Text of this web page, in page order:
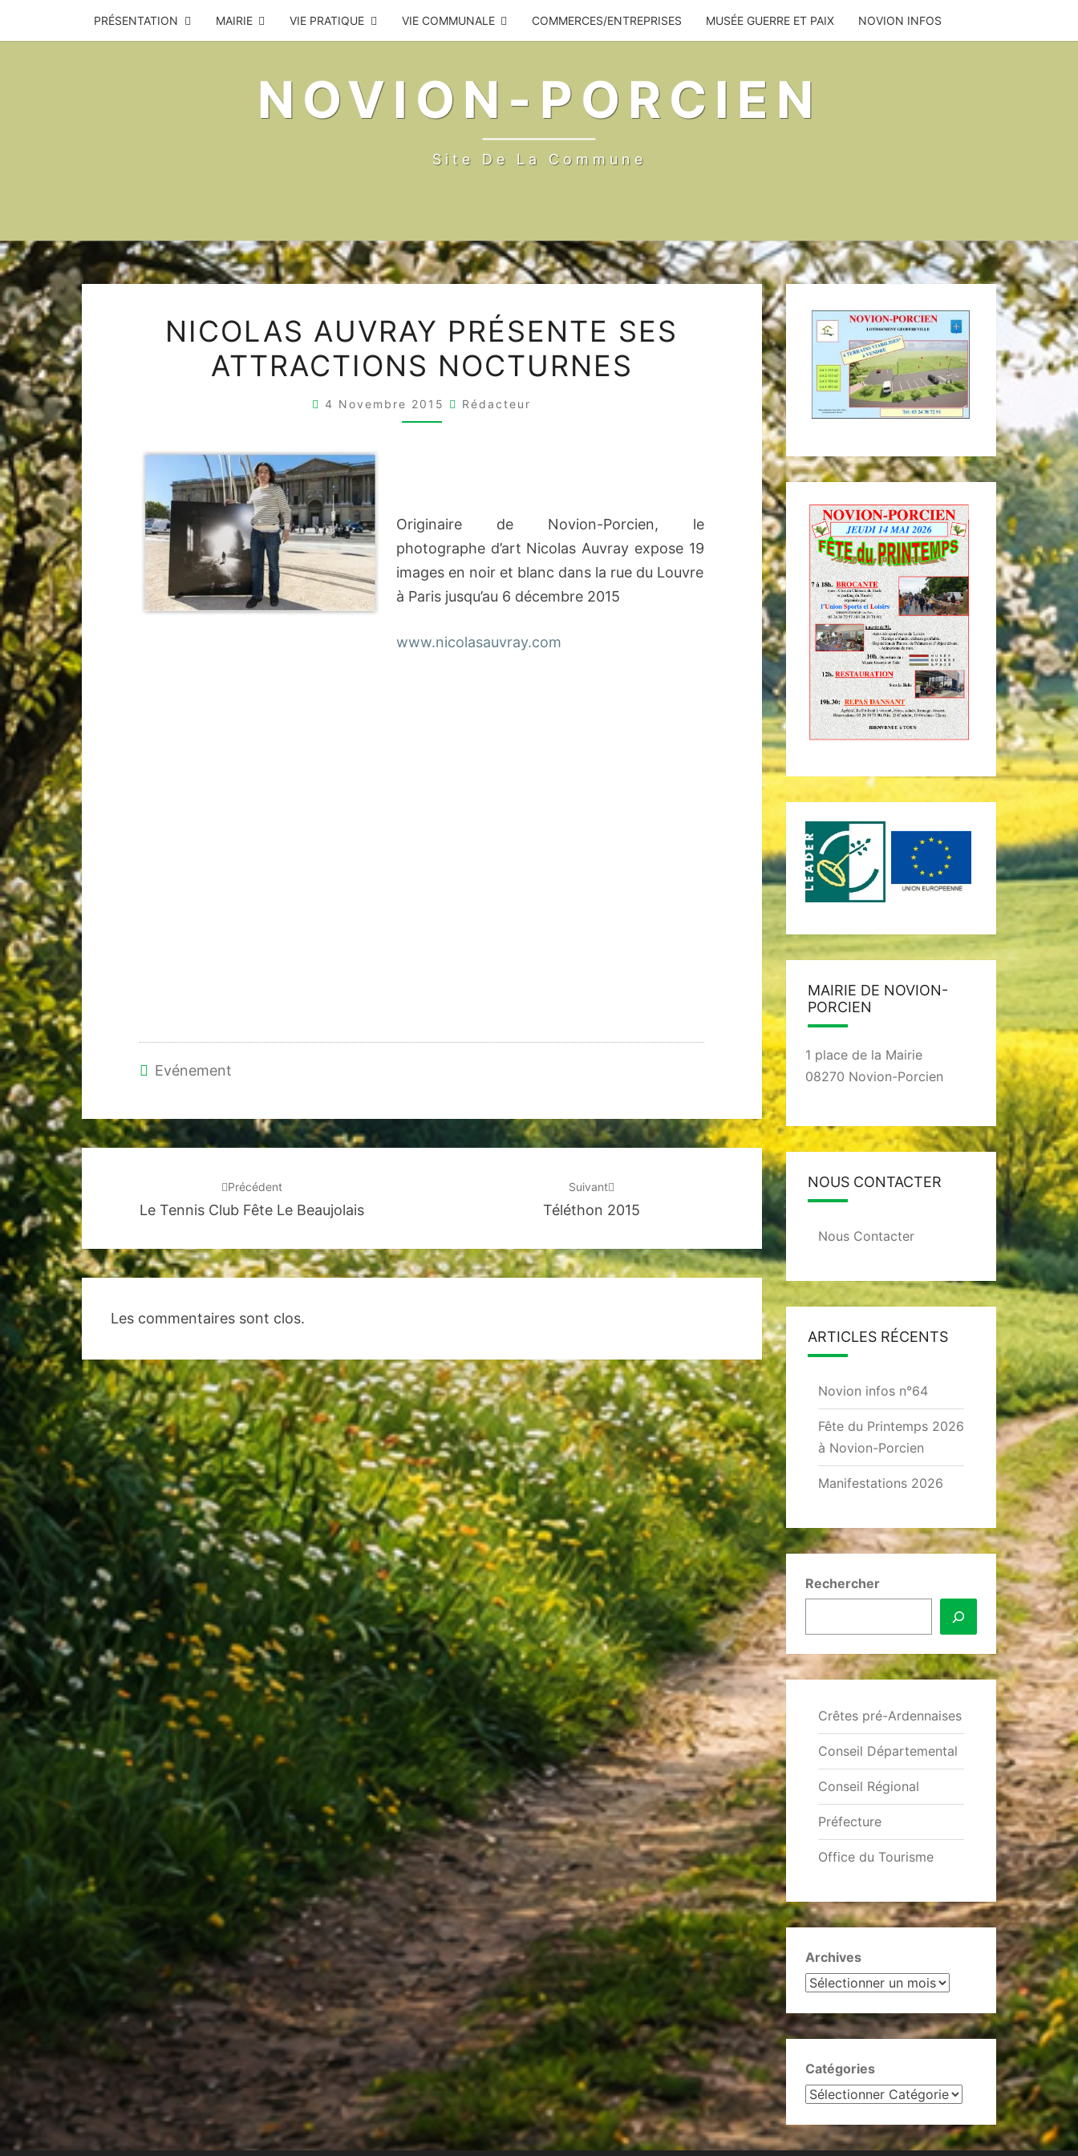
PRÉSENTATION MAIRIE VIE PRATIQUE VIE COMMUNALE COMMERCES/ENTREPRISES MUSÉE GUERRE ET PAIX NOVION INFOS
NOVION-PORCIEN
Site De La Commune
AUVRAY
PRÉSENTE
SES
ATTRACTIONS
NICOLAS AUVRAY PRÉSENTE SES
ATTRACTIONS NOCTURNES
4 Novembre 2015 Rédacteur
Originaire de Novion-Porcien, le
photographe d’art Nicolas Auvray expose 19
images en noir et blanc dans la rue du Louvre
à Paris jusqu’au 6 décembre 2015
www.nicolasauvray.com
Evénement
Navigation
d'article
Précédent
Le Tennis Club Fête Le Beaujolais
Suivant
Téléthon 2015
Les commentaires sont clos.
MAIRIE DE NOVION-
PORCIEN
1 place de la Mairie
08270 Novion-Porcien
NOUS CONTACTER
Nous Contacter
ARTICLES RÉCENTS
Novion infos n°64
Fête du Printemps 2026
à Novion-Porcien
Manifestations 2026
Rechercher
Crêtes pré-Ardennaises
Conseil Départemental
Conseil Régional
Préfecture
Office du Tourisme
Archives
Catégories